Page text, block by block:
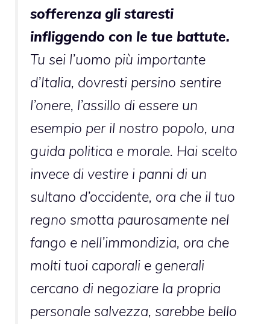
sofferenza gli staresti
infliggendo con le tue battute.
Tu sei l’uomo più importante
d’Italia, dovresti persino sentire
l’onere, l’assillo di essere un
esempio per il nostro popolo, una
guida politica e morale. Hai scelto
invece di vestire i panni di un
sultano d’occidente, ora che il tuo
regno smotta paurosamente nel
fango e nell’immondizia, ora che
molti tuoi caporali e generali
cercano di negoziare la propria
personale salvezza, sarebbe bello